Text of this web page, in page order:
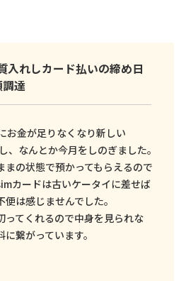
入れしカード払いの締め日
達
お金が足りなくなり新しい
なんとか今月をしのぎました。
まの状態で預かってもらえるので
カードは古いケータイに差せば
は感じませんでした。
ってくれるので中身を見られな
繋がっています。